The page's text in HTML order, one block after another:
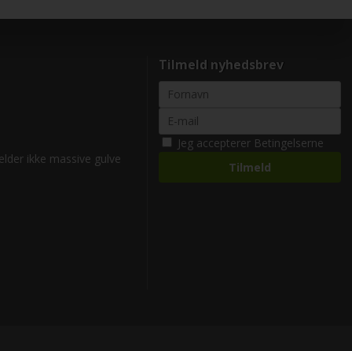
ikke massive gulve
Tilmeld nyhedsbrev
Jeg accepterer Betingelserne